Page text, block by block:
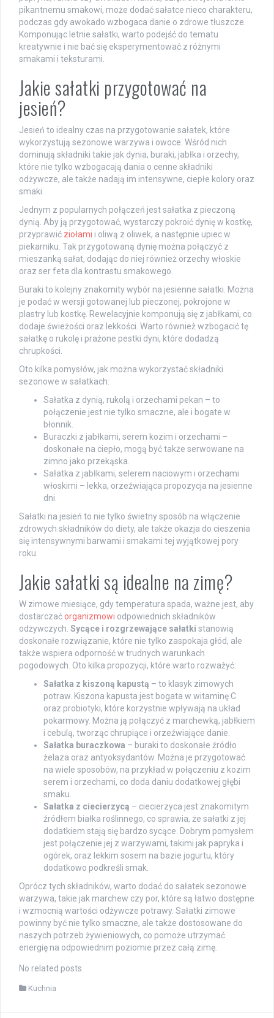
pikantnemu smakowi, może dodać sałatce nieco charakteru,
podczas gdy awokado wzbogaca danie o zdrowe tłuszcze.
Komponując letnie sałatki, warto podejść do tematu
kreatywnie i nie bać się eksperymentować z różnymi
smakami i teksturami.
Jakie sałatki przygotować na
jesień?
Jesień to idealny czas na przygotowanie sałatek, które
wykorzystują sezonowe warzywa i owoce. Wśród nich
dominują składniki takie jak dynia, buraki, jabłka i orzechy,
które nie tylko wzbogacają dania o cenne składniki
odżywcze, ale także nadają im intensywne, ciepłe kolory oraz
smaki.
Jednym z popularnych połączeń jest sałatka z pieczoną
dynią. Aby ją przygotować, wystarczy pokroić dynię w kostkę,
przyprawić ziołami i oliwą z oliwek, a następnie upiec w
piekarniku. Tak przygotowaną dynię można połączyć z
mieszanką sałat, dodając do niej również orzechy włoskie
oraz ser feta dla kontrastu smakowego.
Buraki to kolejny znakomity wybór na jesienne sałatki. Można
je podać w wersji gotowanej lub pieczonej, pokrojone w
plastry lub kostkę. Rewelacyjnie komponują się z jabłkami, co
dodaje świeżości oraz lekkości. Warto również wzbogacić tę
sałatkę o rukolę i prażone pestki dyni, które dodadzą
chrupkości.
Oto kilka pomysłów, jak można wykorzystać składniki
sezonowe w sałatkach:
Sałatka z dynią, rukolą i orzechami pekan – to
połączenie jest nie tylko smaczne, ale i bogate w
błonnik.
Buraczki z jabłkami, serem kozim i orzechami –
doskonałe na ciepło, mogą być także serwowane na
zimno jako przekąska.
Sałatka z jabłkami, selerem naciowym i orzechami
włoskimi – lekka, orzeźwiająca propozycja na jesienne
dni.
Sałatki na jesień to nie tylko świetny sposób na włączenie
zdrowych składników do diety, ale także okazja do cieszenia
się intensywnymi barwami i smakami tej wyjątkowej pory
roku.
Jakie sałatki są idealne na zimę?
W zimowe miesiące, gdy temperatura spada, ważne jest, aby
dostarczaćorganizmowi odpowiednich składników
odżywczych. Sycące i rozgrzewające sałatki stanowią
doskonałe rozwiązanie, które nie tylko zaspokaja głód, ale
także wspiera odporność w trudnych warunkach
pogodowych. Oto kilka propozycji, które warto rozważyć:
Sałatka z kiszoną kapustą – to klasyk zimowych
potraw. Kiszona kapusta jest bogata w witaminę C
oraz probiotyki, które korzystnie wpływają na układ
pokarmowy. Można ją połączyć z marchewką, jabłkiem
i cebulą, tworząc chrupiące i orzeźwiające danie.
Sałatka buraczkowa – buraki to doskonałe źródło
żelaza oraz antyoksydantów. Można je przygotować
na wiele sposobów, na przykład w połączeniu z kozim
serem i orzechami, co doda daniu dodatkowej głębi
smaku.
Sałatka z ciecierzycą – ciecierzyca jest znakomitym
źródłem białka roślinnego, co sprawia, że sałatki z jej
dodatkiem stają się bardzo sycące. Dobrym pomysłem
jest połączenie jej z warzywami, takimi jak papryka i
ogórek, oraz lekkim sosem na bazie jogurtu, który
dodatkowo podkreśli smak.
Oprócz tych składników, warto dodać do sałatek sezonowe
warzywa, takie jak marchew czy por, które są łatwo dostępne
i wzmocnią wartości odżywcze potrawy. Sałatki zimowe
powinny być nie tylko smaczne, ale także dostosowane do
naszych potrzeb żywieniowych, co pomoże utrzymać
energię na odpowiednim poziomie przez całą zimę.
No related posts.
Kuchnia